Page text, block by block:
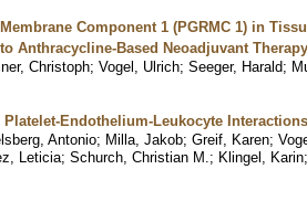
Component 1 (PGRMC 1) in
Anthracycline-Based Neoadjuvant Therapy
Christoph; Vogel, Ulrich; Seeger, Harald;
Endothelium-Leukocyte
Antonio; Milla, Jakob; Greif, Karen;
Leticia; Schurch, Christian M. ; Klingel, Karin;